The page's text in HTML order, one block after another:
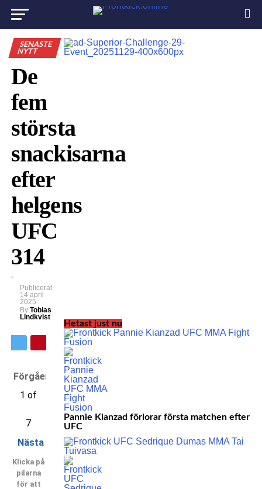
SENASTE
NYTT
De
fem
största
snackisarna
efter
helgens
UFC
314
Publicerat
14 april
2025
By Tobias
Lindkvist
Förgående
1 of
7
Nästa
Klicka på
pilarna
för att
Hetast just nu
Pannie Kianzad förlorar första matchen efter
UFC